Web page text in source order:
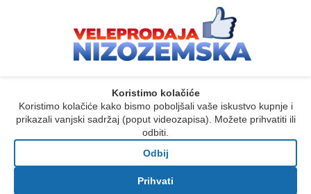
Koristimo kolačiće
Koristimo kolačiće kako bismo poboljšali vaše iskustvo kupnje i
prikazali vanjski sadržaj (poput videozapisa). Možete prihvatiti ili
odbiti.
Odbij
Prihvati